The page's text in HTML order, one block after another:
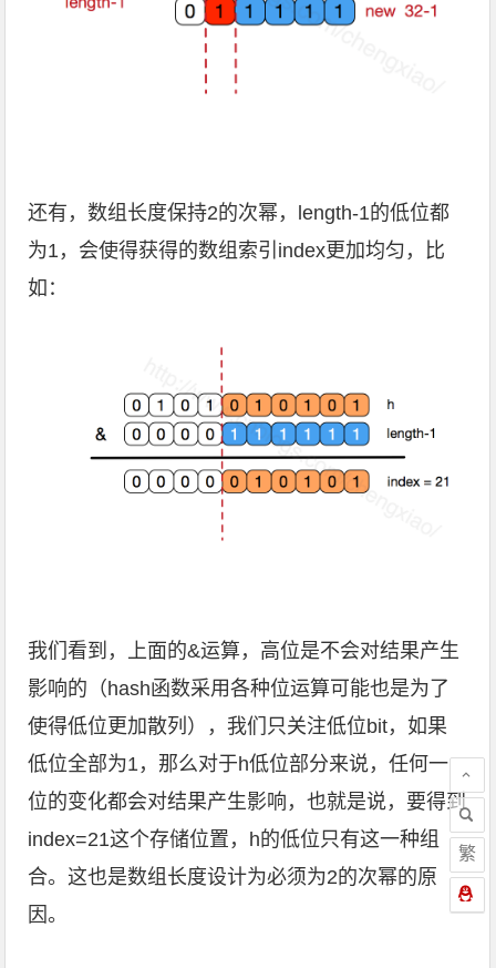
还有，数组长度保持2的次幂，length-1的低位都
为1，会使得获得的数组索引index更加均匀，比
如：
我们看到，上面的&运算，高位是不会对结果产生
影响的（hash函数采用各种位运算可能也是为了
使得低位更加散列），我们只关注低位bit，如果
低位全部为1，那么对于h低位部分来说，任何一
位的变化都会对结果产生影响，也就是说，要得到
index=21这个存储位置，h的低位只有这一种组
合。这也是数组长度设计为必须为2的次幂的原
因。
繁